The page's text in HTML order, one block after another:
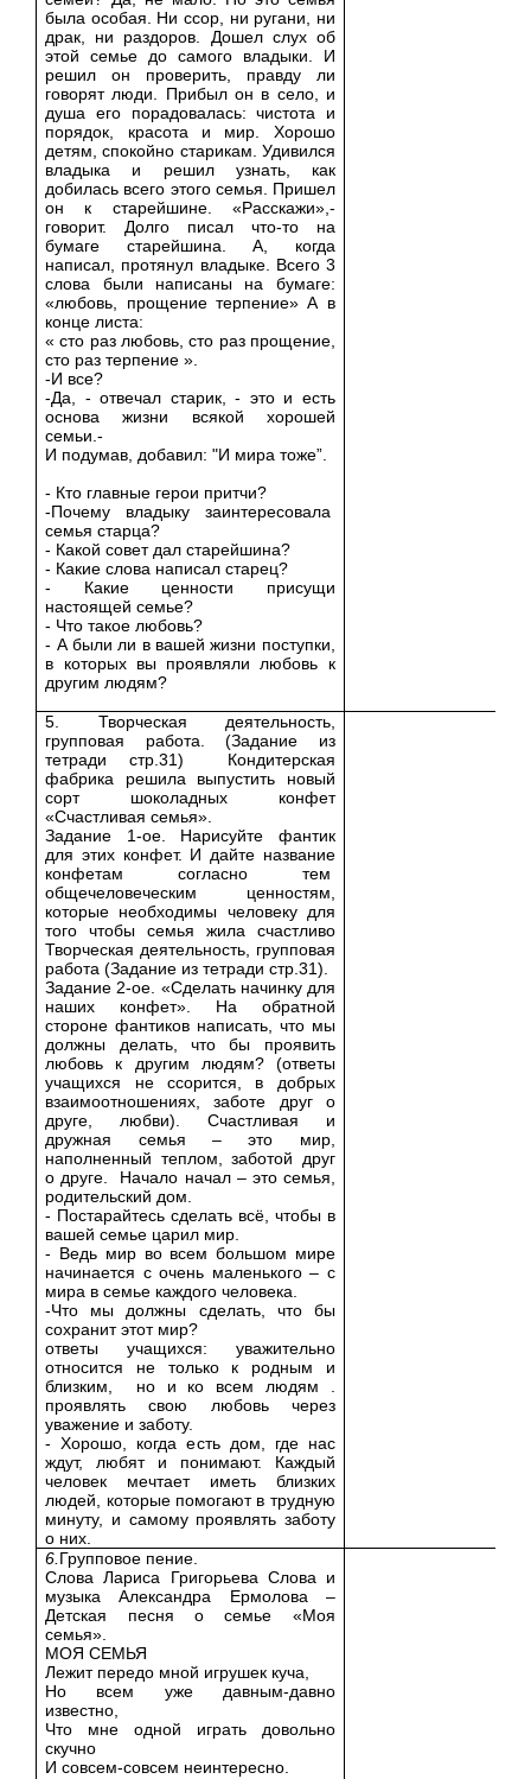
была особая. Ни ссор, ни ругани, ни
драк, ни раздоров. Дошел слух об
этой семье до самого владыки. И
решил он проверить, правду ли
говорят люди. Прибыл он в село, и
душа его порадовалась: чистота и
порядок, красота и мир. Хорошо
детям, спокойно старикам. Удивился
владыка и решил узнать, как
добилась всего этого семья. Пришел
он к старейшине. «Расскажи»,-
говорит. Долго писал что-то на
бумаге старейшина. А, когда
написал, протянул владыке. Всего 3
слова были написаны на бумаге:
«любовь, прощение терпение» А в
конце листа:
« сто раз любовь, сто раз прощение,
сто раз терпение ».
-И все?
-Да, - отвечал старик, - это и есть
основа жизни всякой хорошей
семьи.-
И подумав, добавил: "И мира тоже”.
- Кто главные герои притчи?
-Почему владыку заинтересовала
семья старца?
- Какой совет дал старейшина?
- Какие слова написал старец?
- Какие ценности присущи
настоящей семье?
- Что такое любовь?
- А были ли в вашей жизни поступки,
в которых вы проявляли любовь к
другим людям?
5. Творческая деятельность,
групповая работа. (Задание из
тетради стр.31) Кондитерская
фабрика решила выпустить новый
сорт шоколадных конфет
«Счастливая семья».
Задание 1-ое. Нарисуйте фантик
для этих конфет. И дайте название
конфетам согласно тем
общечеловеческим ценностям,
которые необходимы человеку для
того чтобы семья жила счастливо
Творческая деятельность, групповая
работа (Задание из тетради стр.31).
Задание 2-ое. «Сделать начинку для
наших конфет». На обратной
стороне фантиков написать, что мы
должны делать, что бы проявить
любовь к другим людям? (ответы
учащихся не ссорится, в добрых
взаимоотношениях, заботе друг о
друге, любви). Счастливая и
дружная семья – это мир,
наполненный теплом, заботой друг
о друге. Начало начал – это семья,
родительский дом.
- Постарайтесь сделать всё, чтобы в
вашей семье царил мир.
- Ведь мир во всем большом мире
начинается с очень маленького – с
мира в семье каждого человека.
-Что мы должны сделать, что бы
сохранит этот мир?
ответы учащихся: уважительно
относится не только к родным и
близким, но и ко всем людям .
проявлять свою любовь через
уважение и заботу.
- Хорошо, когда есть дом, где нас
ждут, любят и понимают. Каждый
человек мечтает иметь близких
людей, которые помогают в трудную
минуту, и самому проявлять заботу
о них.
6.Групповое пение.
Слова Лариса Григорьева Слова и
музыка Александра Ермолова –
Детская песня о семье «Моя
семья».
МОЯ СЕМЬЯ
Лежит передо мной игрушек куча,
Но всем уже давным-давно
известно,
Что мне одной играть довольно
скучно
И совсем-совсем неинтересно.